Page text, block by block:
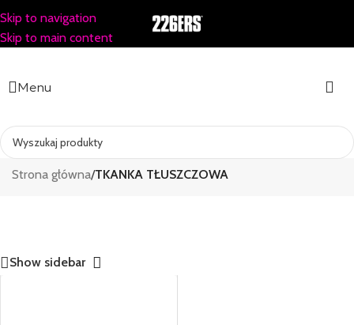
Skip to navigation
Skip to main content
Menu
TKANKA TŁUSZCZOWA
Strona główna/TKANKA TŁUSZCZOWA
Show sidebar